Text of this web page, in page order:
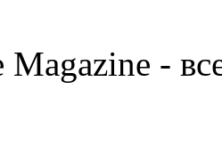
Magazine -